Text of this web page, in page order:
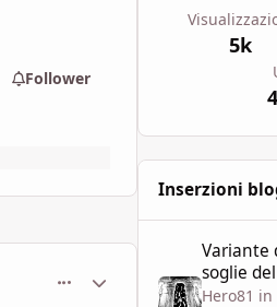
Follower
comment_1790226
Statistiche Autore
5k
Inserzioni
Variante
soglie
Hero81 in